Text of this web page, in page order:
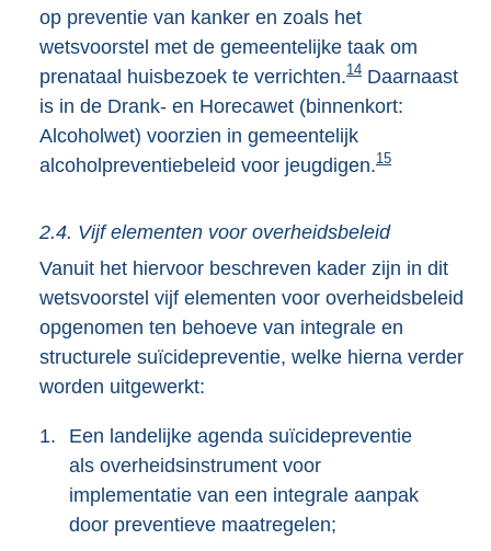
op preventie van kanker en zoals het
wetsvoorstel met de gemeentelijke taak om
prenataal huisbezoek te verrichten.14 Daarnaast
is in de Drank- en Horecawet (binnenkort:
Alcoholwet) voorzien in gemeentelijk
alcoholpreventiebeleid voor jeugdigen.15
2.4. Vijf elementen voor overheidsbeleid
Vanuit het hiervoor beschreven kader zijn in dit
wetsvoorstel vijf elementen voor overheidsbeleid
opgenomen ten behoeve van integrale en
structurele suïcidepreventie, welke hierna verder
worden uitgewerkt:
1.
Een landelijke agenda suïcidepreventie
als overheidsinstrument voor
implementatie van een integrale aanpak
door preventieve maatregelen;